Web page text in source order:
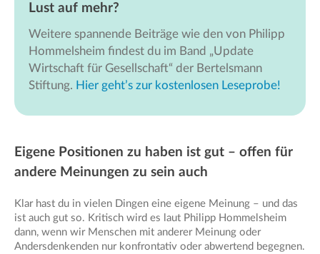
Lust auf mehr?
Weitere spannende Beiträge wie den von Philipp
Hommelsheim findest du im Band „Update
Wirtschaft für Gesellschaft“ der Bertelsmann
Stiftung. Hier geht’s zur kostenlosen Leseprobe!
Eigene Positionen zu haben ist gut – offen für
andere Meinungen zu sein auch
Klar hast du in vielen Dingen eine eigene Meinung – und das
ist auch gut so. Kritisch wird es laut Philipp Hommelsheim
dann, wenn wir Menschen mit anderer Meinung oder
Andersdenkenden nur konfrontativ oder abwertend begegnen.